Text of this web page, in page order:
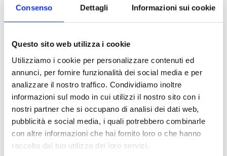
Consenso Dettagli Informazioni sui cookie
Questo sito web utilizza i cookie
Utilizziamo i cookie per personalizzare contenuti ed
annunci, per fornire funzionalità dei social media e per
analizzare il nostro traffico. Condividiamo inoltre
informazioni sul modo in cui utilizzi il nostro sito con i
nostri partner che si occupano di analisi dei dati web,
pubblicità e social media, i quali potrebbero combinarle
con altre informazioni che hai fornito loro o che hanno
raccolto dal tuo utilizzo dei loro servizi.
4 anni combatto con un tumore e devo dire la verità ogni tanto
cado ma mi riazo sempre come ho sempre fatto nella vita , di
cose ne sono successe tante , due figli cresciuti da sola e ora
sistemati , io sono felice della mia età e sorrido alla vita rutti i
giorni . Ho Delle amiche così che si abbattono evio dico loro …
Su ridi e vestiti di colori ma aimé non tutte c’è la fanno , ti
ringrazio per queste parole stupende che dici , saremo pure
donne di una certa età ma vive